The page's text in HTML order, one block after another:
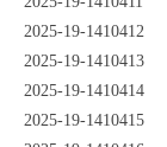
2025-19-1410412
2025-19-1410413
2025-19-1410414
2025-19-1410415